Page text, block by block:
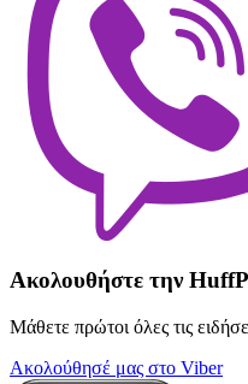
Ακολουθήστε την
Μάθετε πρώτοι όλες τις
Ακολούθησέ μας στο Viber